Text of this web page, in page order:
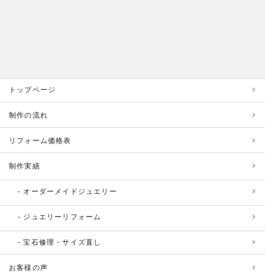
トップページ
制作の流れ
リフォーム価格表
制作実績
オーダーメイドジュエリー
ジュエリーリフォーム
宝石修理・サイズ直し
お客様の声